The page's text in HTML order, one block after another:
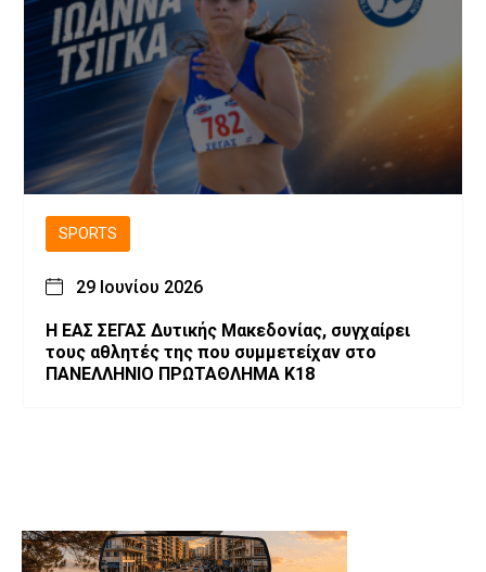
SPORTS
29 Ιουνίου 2026
Η ΕΑΣ ΣΕΓΑΣ Δυτικής Μακεδονίας, συγχαίρει
τους αθλητές της που συμμετείχαν στο
ΠΑΝΕΛΛΗΝΙΟ ΠΡΩΤΑΘΛΗΜΑ Κ18